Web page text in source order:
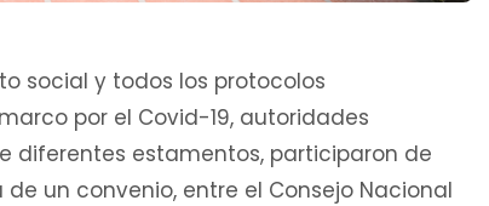
social y todos los protocolos
por el Covid-19, autoridades
diferentes estamentos, participaron de
un convenio, entre el Consejo Nacional